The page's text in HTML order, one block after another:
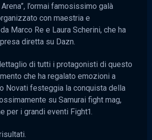
Arena”, l’ormai famosissimo galà
con maestria e
Marco Re e Laura Scherini, che ha
diretta su Dazn.
di tutti i protagonisti di questo
che ha regalato emozioni a
Novati festeggia la conquista della
su Samurai fight mag,
per i grandi eventi Fight1.